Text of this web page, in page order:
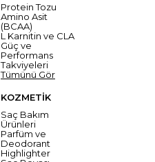
Protein Tozu
Amino Asit
(BCAA)
L Karnitin ve CLA
Güç ve
Performans
Takviyeleri
Tümünü Gör
KOZMETİK
Saç Bakım
Ürünleri
Parfüm ve
Deodorant
Highlighter